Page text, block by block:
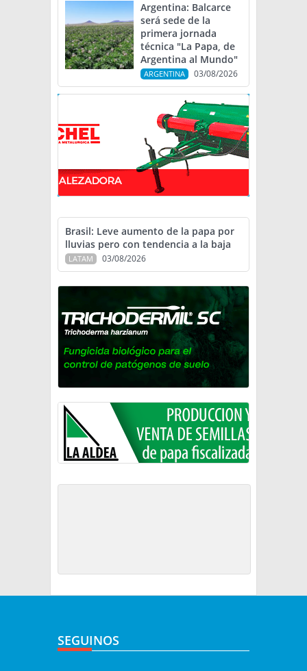
Argentina: Balcarce
será sede de la
primera jornada
técnica "La Papa, de
Argentina al Mundo"
ARGENTINA 03/08/2026
Brasil: Leve aumento de la papa por
lluvias pero con tendencia a la baja
LATAM 03/08/2026
SEGUINOS